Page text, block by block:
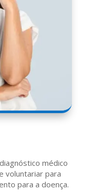
médico
voluntariar para
para a doença.